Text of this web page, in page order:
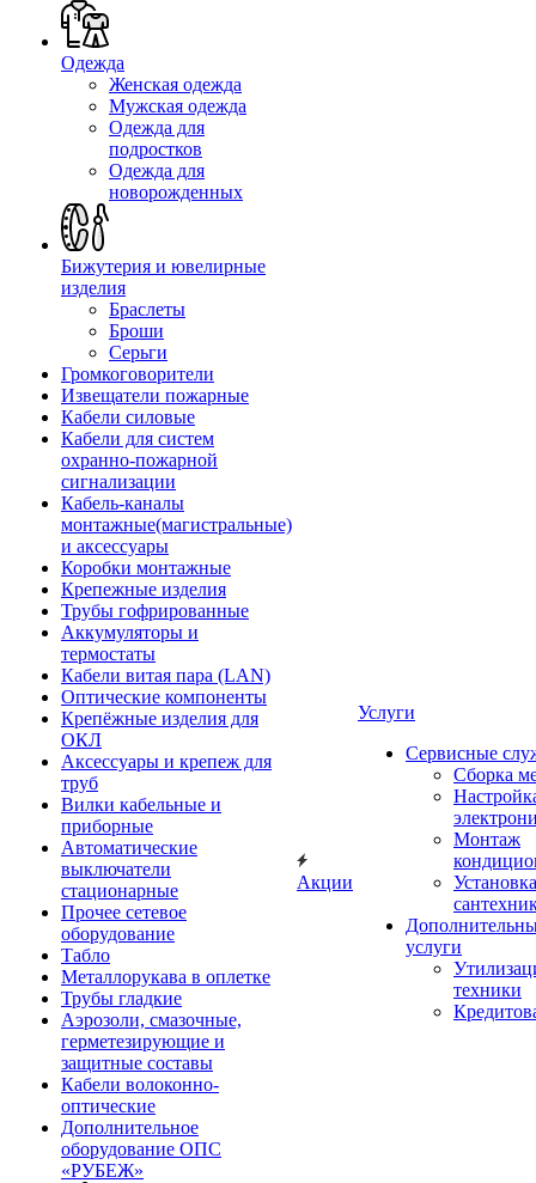
Одежда
Женская одежда
Мужская одежда
Одежда для
подростков
Одежда для
новорожденных
Бижутерия и ювелирные
изделия
Браслеты
Броши
Серьги
Громкоговорители
Извещатели пожарные
Кабели силовые
Кабели для систем
охранно-пожарной
сигнализации
Кабель-каналы
монтажные(магистральные)
и аксессуары
Коробки монтажные
Крепежные изделия
Трубы гофрированные
Аккумуляторы и
термостаты
Кабели витая пара (LAN)
Оптические компоненты
Крепёжные изделия для
ОКЛ
Аксессуары и крепеж для
труб
Вилки кабельные и
приборные
Автоматические
выключатели
стационарные
Прочее сетевое
оборудование
Табло
Металлорукава в оплетке
Трубы гладкие
Аэрозоли, смазочные,
герметезирующие и
защитные составы
Кабели волоконно-
оптические
Дополнительное
оборудование ОПС
«РУБЕЖ»
Акции
Услуги
Сервисные
Сборка
Монтаж
Установка
услуги
техники